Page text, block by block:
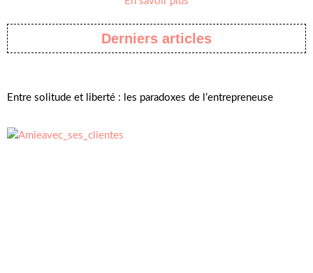
Derniers articles
Entre solitude et liberté : les paradoxes de l’entrepreneuse